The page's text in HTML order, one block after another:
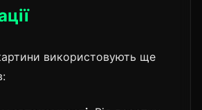
використовують ще